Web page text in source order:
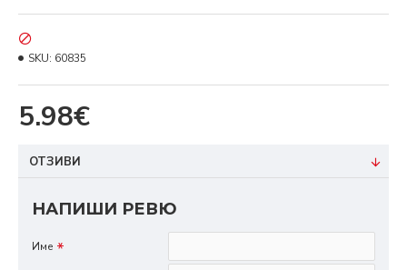
5.98€
SKU: 60835
ОТЗИВИ
НАПИШИ РЕВЮ
Име